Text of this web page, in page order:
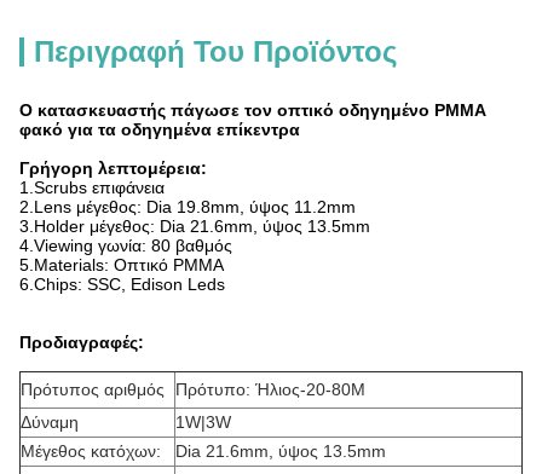
Περιγραφή Του Προϊόντος
Ο κατασκευαστής πάγωσε τον οπτικό οδηγημένο PMMA
φακό για τα οδηγημένα επίκεντρα
Γρήγορη λεπτομέρεια:
1.Scrubs επιφάνεια
2.Lens μέγεθος: Dia 19.8mm, ύψος 11.2mm
3.Holder μέγεθος: Dia 21.6mm, ύψος 13.5mm
4.Viewing γωνία: 80 βαθμός
5.Materials: Οπτικό PMMA
6.Chips: SSC, Edison Leds
Προδιαγραφές:
Πρότυπος αριθμός
Πρότυπο: Ήλιος-20-80M
Δύναμη
1W|3W
Μέγεθος κατόχων:
Dia 21.6mm, ύψος 13.5mm